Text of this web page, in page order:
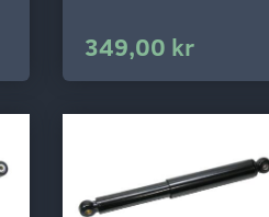
349,00 kr